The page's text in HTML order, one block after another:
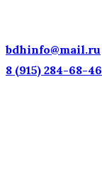
bdhinfo@mail.ru
8 (915) 284-68-46